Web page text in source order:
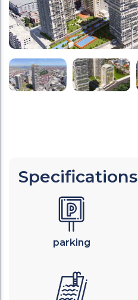
Specifications
parking